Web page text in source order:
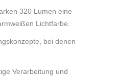
320 Lumen eine
Lichtfarbe.
bei denen
Verarbeitung und